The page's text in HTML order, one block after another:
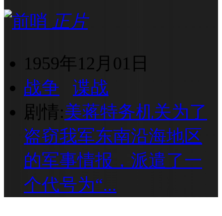
正片
1959年12月01日
战争
谍战
剧情:美蒋特务机关为了
盗窃我军东南沿海地区
的军事情报，派遣了一
个代号为“...